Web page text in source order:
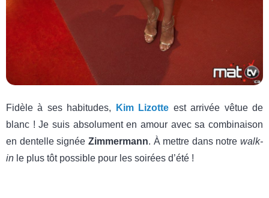
Fidèle à ses habitudes, Kim Lizotte est arrivée vêtue de
blanc ! Je suis absolument en amour avec sa combinaison
en dentelle signée Zimmermann. À mettre dans notre walk-
in le plus tôt possible pour les soirées d’été !